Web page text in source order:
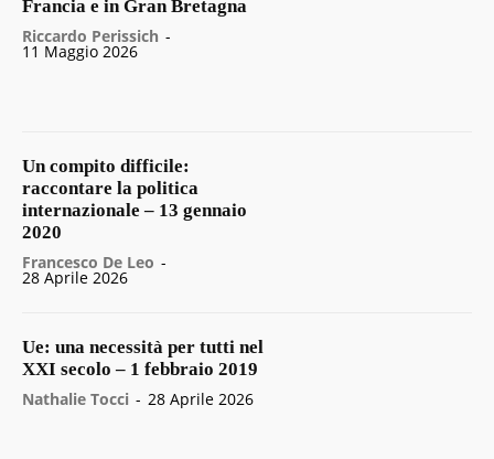
Francia e in Gran Bretagna
Riccardo Perissich -
11 Maggio 2026
Un compito difficile:
raccontare la politica
internazionale – 13 gennaio
2020
Francesco De Leo -
28 Aprile 2026
Ue: una necessità per tutti nel
XXI secolo – 1 febbraio 2019
Nathalie Tocci - 28 Aprile 2026